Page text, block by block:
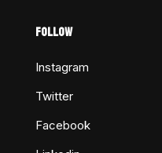
FOLLOW
Instagram
Twitter
Facebook